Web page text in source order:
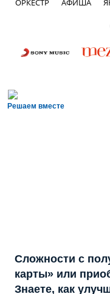
ОРКЕСТР АФИША
Решаем вместе
Сложности с
карты» или
Знаете, как